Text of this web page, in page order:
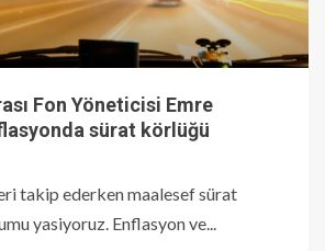
Fon Yöneticisi Emre
sürat körlüğü
takip ederken maalesef sürat
yasiyoruz. Enflasyon ve...